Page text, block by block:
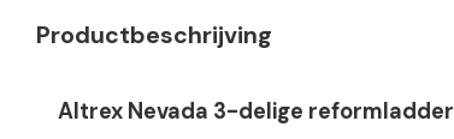
Productbeschrijving
Altrex Nevada 3-delige reformladder